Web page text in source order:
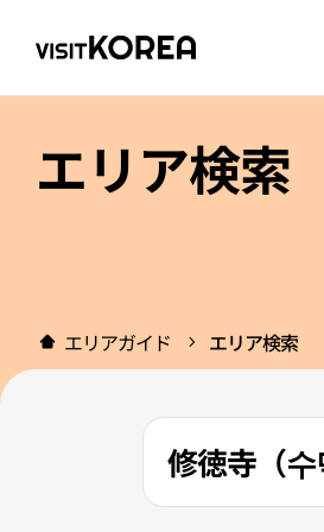
エリア検索
エリアガイド エリア検索
修徳寺（수